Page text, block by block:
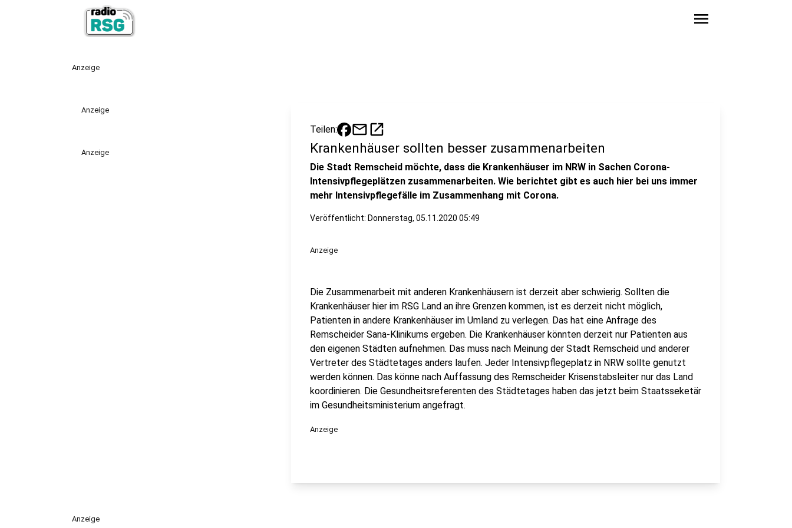
menu
Anzeige
Anzeige
Anzeige
Teilen: mailopen_in_new
Krankenhäuser sollten besser zusammenarbeiten
Die Stadt Remscheid möchte, dass die Krankenhäuser im NRW in Sachen Corona-
Intensivpflegeplätzen zusammenarbeiten. Wie berichtet gibt es auch hier bei uns immer
mehr Intensivpflegefälle im Zusammenhang mit Corona.
Veröffentlicht: Donnerstag, 05.11.2020 05:49
Anzeige
Die Zusammenarbeit mit anderen Krankenhäusern ist derzeit aber schwierig. Sollten die
Krankenhäuser hier im RSG Land an ihre Grenzen kommen, ist es derzeit nicht möglich,
Patienten in andere Krankenhäuser im Umland zu verlegen. Das hat eine Anfrage des
Remscheider Sana-Klinikums ergeben. Die Krankenhäuser könnten derzeit nur Patienten aus
den eigenen Städten aufnehmen. Das muss nach Meinung der Stadt Remscheid und anderer
Vertreter des Städtetages anders laufen. Jeder Intensivpflegeplatz in NRW sollte genutzt
werden können. Das könne nach Auffassung des Remscheider Krisenstabsleiter nur das Land
koordinieren. Die Gesundheitsreferenten des Städtetages haben das jetzt beim Staatsseketär
im Gesundheitsministerium angefragt.
Anzeige
Anzeige